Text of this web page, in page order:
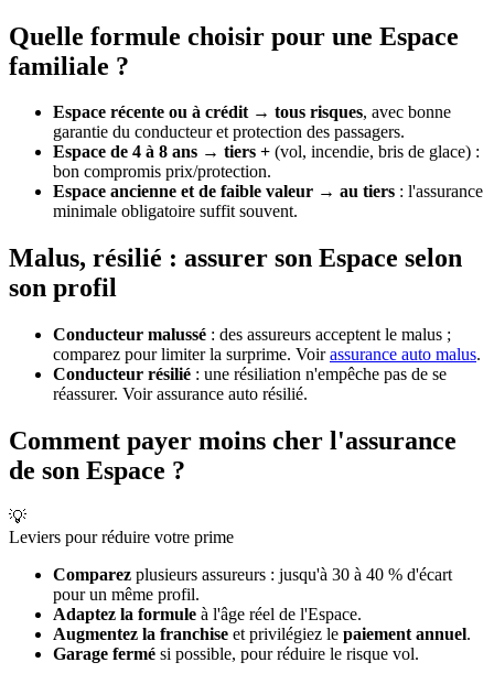
Quelle formule choisir pour une Espace
familiale ?
Espace récente ou à crédit→ tous risques, avec bonne
garantie du conducteur et protection des passagers.
Espace de 4 à 8 ans → tiers + (vol, incendie, bris de glace) :
bon compromis prix/protection.
Espace ancienne et de faible valeur → au tiers : l'assurance
minimale obligatoire suffit souvent.
Malus, résilié : assurer son Espace selon
son profil
Conducteur malussé : des assureurs acceptent le malus ;
comparez pour limiter la surprime. Voirassurance auto malus.
Conducteur résilié : une résiliation n'empêche pas de se
réassurer. Voir assurance auto résilié.
Comment payer moins cher l'assurance
de son Espace ?
💡
Leviers pour réduire votre prime
Comparez plusieurs assureurs : jusqu'à 30 à 40 % d'écart
pour un même profil.
Adaptez la formule à l'âge réel de l'Espace.
Augmentez la franchise et privilégiez le paiement annuel.
Garage fermé si possible, pour réduire le risque vol.